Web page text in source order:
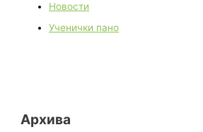
Новости
Ученички пано
Архива